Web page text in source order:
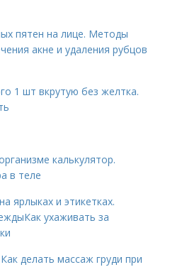
пятен на лице. Методы
акне и удаления рубцов
1 шт вкрутую без желтка.
калькулятор.
в теле
ярлыках и этикетках.
ухаживать за
делать массаж груди при